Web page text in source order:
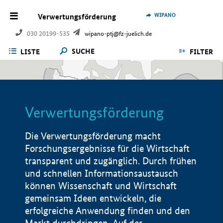
Verwertungsförderung
030 20199-535 wipano-ptj@fz-juelich.de
WIPANO
LISTE SUCHE FILTER
Verwertungsförderung
Die Verwertungsförderung macht
Forschungsergebnisse für die Wirtschaft
transparent und zugänglich. Durch frühen
und schnellen Informationsaustausch
können Wissenschaft und Wirtschaft
gemeinsam Ideen entwickeln, die
erfolgreiche Anwendung finden und den